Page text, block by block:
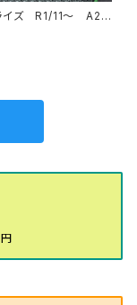
イズ R1/11〜 A20
マット一式 カーマ
ラバータイプ